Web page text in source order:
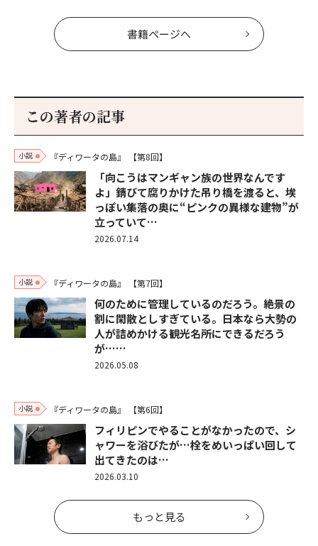
書籍ページへ
この著者の記事
小説 『ディワータの島』 【第8回】
「向こうはマンギャン族の世界なんです
よ」錆びて腐りかけた吊り橋を渡ると、埃
っぽい集落の奥に“ピンクの異様な建物”が
立っていて…
2026.07.14
小説 『ディワータの島』 【第7回】
何のために管理しているのだろう。絶景の
割に閑散としすぎている。日本なら大勢の
人が詰めかける観光名所にできるだろう
が……
2026.05.08
小説 『ディワータの島』 【第6回】
フィリピンでやることがなかったので、シ
ャワーを浴びたが…栓をめいっぱい回して
出てきたのは…
2026.03.10
もっと見る